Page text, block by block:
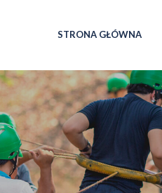
STRONA GŁÓWNA